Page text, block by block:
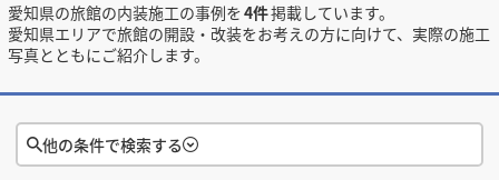
店舗・商業施設の施工事例を探す
店舗設計施工.comとは
愛知県の旅館の内装施工の事例を4件掲載しています。
愛知県エリアで旅館の開設・改装をお考えの方に向けて、実際の施工
写真とともにご紹介します。
他の条件で検索する